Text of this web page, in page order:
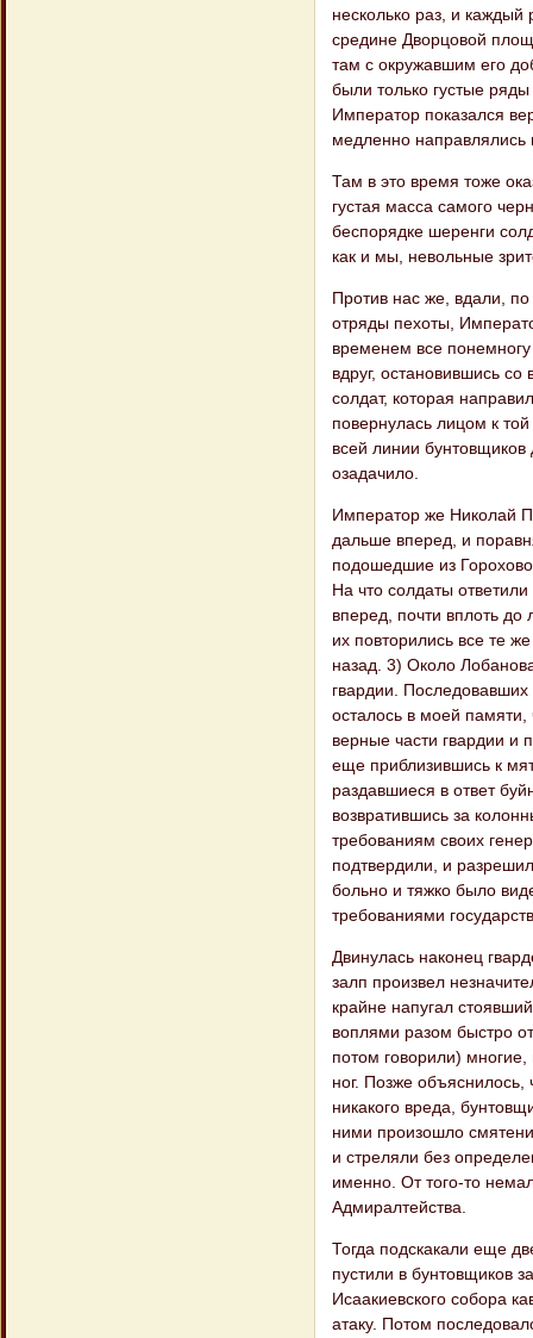
несколько раз, и
средине Дворцовой
там с окружавшим его
были только густые
Император показался
медленно
Там в это время тоже
густая масса самого
беспорядке шеренги
как и мы, невольные
Против нас же, вдали,
отряды пехоты,
временем все
вдруг, остановившись
солдат, которая
повернулась лицом к
всей линии бунтовщиков
озадачило.
Император же Николай
дальше вперед, и
подошедшие из
На что солдаты
вперед, почти вплоть до
их повторились все те
назад. 3) Около
гвардии.
осталось в моей
верные части гвардии и
еще приблизившись к
раздавшиеся в ответ
возвратившись за
требованиям своих
подтвердили, и
больно и тяжко было
требованиями
Двинулась наконец
залп произвел
крайне напугал
воплями разом быстро
потом говорили)
ног. Позже
никакого вреда,
ними произошло
и стреляли без
именно. От того-то
Адмиралтейства.
Тогда подскакали еще
пустили в бунтовщиков
Исаакиевского собора
атаку. Потом